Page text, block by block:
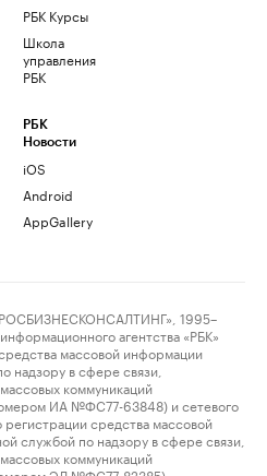
РБК Курсы
Школа
управления
РБК
РБК
Новости
iOS
Android
AppGallery
1995–
агентства «РБК»
массовой информации
надзору в сфере связи,
коммуникаций
ИА №ФС77-63848) и сетевого
регистрации средства массовой
службой по надзору в сфере связи,
коммуникаций